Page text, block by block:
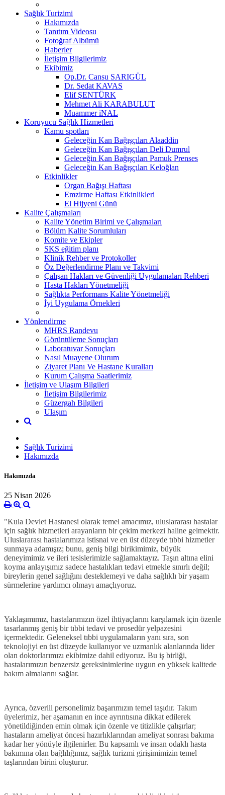
Sağlık Turizimi
Hakımızda
Tanıtım Videosu
Fotoğraf Albümü
Haberler
İletişim Bilgilerimiz
Ekibimiz
Op.Dr. Cansu SARIGÜL
Dr. Sedat KAVAS
Elif ŞENTÜRK
Mehmet Ali KARABULUT
Muammer iNAL
Koruyucu Sağlık Hizmetleri
Kamu spotları
Geleceğin Kan Bağışçıları Alaaddin
Geleceğin Kan Bağışçıları Deli Dumrul
Geleceğin Kan Bağışçıları Pamuk Prenses
Geleceğin Kan Bağışçıları Keloğlan
Etkinlikler
Organ Bağışı Haftası
Emzirme Haftası Etkinlikleri
El Hijyeni Günü
Kalite Çalışmaları
Kalite Yönetim Birimi ve Çalışmaları
Bölüm Kalite Sorumluları
Komite ve Ekipler
SKS eğitim planı
Klinik Rehber ve Protokoller
Öz Değerlendirme Planı ve Takvimi
Çalışan Hakları ve Güvenliği Uygulamaları Rehberi
Hasta Hakları Yönetmeliği
Sağlıkta Performans Kalite Yönetmeliği
İyi Uygulama Örnekleri
Yönlendirme
MHRS Randevu
Görüntüleme Sonuçları
Laboratuvar Sonuçları
Nasıl Muayene Olurum
Ziyaret Planı Ve Hastane Kuralları
Kurum Çalışma Saatlerimiz
İletişim ve Ulaşım Bilgileri
İletişim Bilgilerimiz
Güzergah Bilgileri
Ulaşım
Sağlık Turizimi
Hakımızda
Hakımızda
25 Nisan 2026
"Kula Devlet Hastanesi olarak temel amacımız, uluslararası hastalar
için sağlık hizmetleri arayanların bir çekim merkezi haline gelmektir.
Uluslararası hastalarımıza istisnai ve en üst düzeyde tıbbi hizmetler
sunmaya adamışız; bunu, geniş bilgi birikimimiz, büyük
deneyimimiz ve ileri tesislerimizle sağlamaktayız. Taşın altına elini
koyma anlayışımız sadece hastalıkları tedavi etmekle sınırlı değil;
bireylerin genel sağlığını desteklemeyi ve daha sağlıklı bir yaşam
sürmelerine yardımcı olmayı amaçlıyoruz.
Yaklaşımımız, hastalarımızın özel ihtiyaçlarını karşılamak için özenle
tasarlanmış geniş bir tıbbi tedavi ve prosedür yelpazesini
içermektedir. Geleneksel tıbbi uygulamaların yanı sıra, son
teknolojiyi en üst düzeyde kullanıyor ve uzmanlık alanlarında lider
olan doktorlarımızı ekibimize dahil ediyoruz. Bu iş birliği,
hastalarımızın benzersiz gereksinimlerine uygun en yüksek kalitede
bakım almalarını sağlar.
Ayrıca, özverili personelimiz başarımızın temel taşıdır. Takım
üyelerimiz, her aşamanın en ince ayrıntısına dikkat edilerek
yönetildiğinden emin olmak için özenle ve titizlikle çalışırlar;
hastaların ameliyat öncesi hazırlıklarından ameliyat sonrası bakıma
kadar her yönüyle ilgilenirler. Bu kapsamlı ve insan odaklı hasta
bakımına olan bağlılığımız, sağlık turizmi girişimimizin temel
taşlarından birini oluşturur.